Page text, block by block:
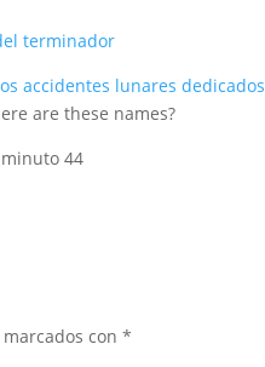
terminador
accidentes lunares dedicados
are these names?
44
marcados con*